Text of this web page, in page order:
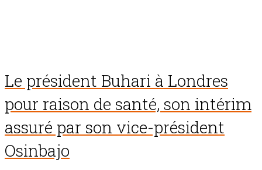
Le président Buhari à Londres
pour raison de santé, son intérim
assuré par son vice-président
Osinbajo